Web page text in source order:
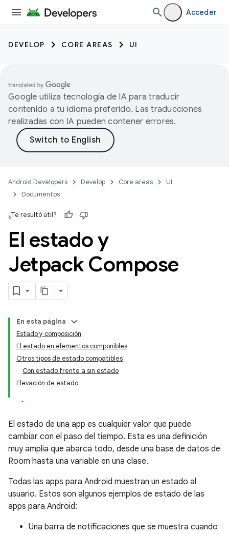
Acceder
DEVELOP CORE AREAS UI
Google utiliza tecnología de IA para traducir
contenido a tu idioma preferido. Las traducciones
realizadas con IA pueden contener errores.
Android Developers Develop Core areas
UI
Documentos
¿Te resultó útil?
El estado y
Jetpack Compose
En esta página
Estado y composición
El estado en elementos componibles
Otros tipos de estado compatibles
Con estado frente a sin estado
Elevación de estado
El estado de una app es cualquier valor que puede
cambiar con el paso del tiempo. Esta es una definición
muy amplia que abarca todo, desde una base de datos de
Room hasta una variable en una clase.
Todas las apps para Android muestran un estado al
usuario. Estos son algunos ejemplos de estado de las
apps para Android:
Una barra de notificaciones que se muestra cuando